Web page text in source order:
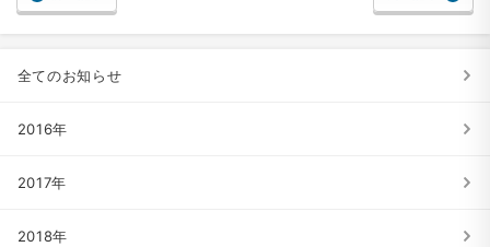
全てのお知らせ
2016年
2017年
2018年